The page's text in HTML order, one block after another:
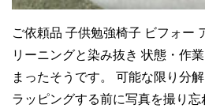
ご依頼品 子供勉強椅子 ビフォー
リーニングと染み抜き 状態・作
まったそうです。 可能な限り分
ラッピングする前に写真を撮り